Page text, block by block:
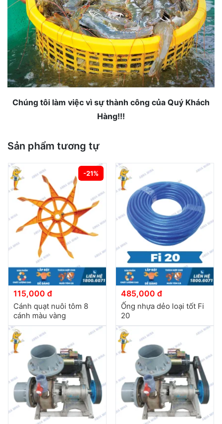
Chúng tôi làm việc vì sự thành công của Quý Khách
Hàng!!!
Sản phẩm tương tự
-21%
115,000 đ
Cánh quạt nuôi tôm 8
cánh màu vàng
485,000 đ
Ống nhựa dẻo loại tốt Fi
20